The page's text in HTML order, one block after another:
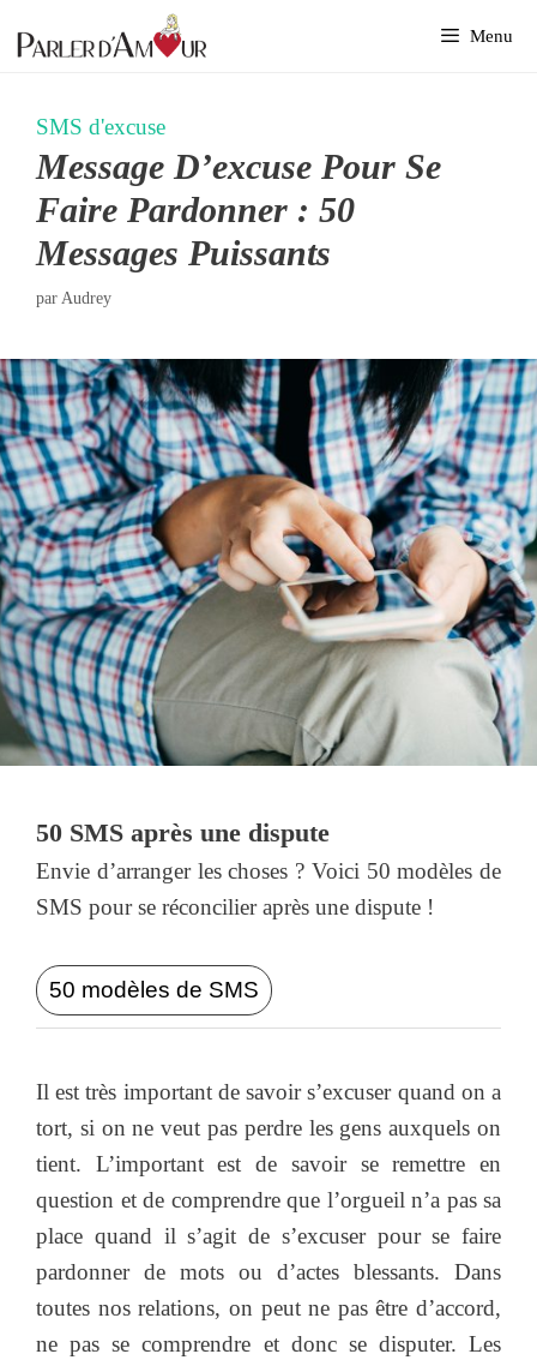
au
Menu
SMS d'excuse
Message D’excuse Pour Se
Faire Pardonner : 50
Messages Puissants
par Audrey
50 SMS après une dispute
Envie d’arranger les choses ? Voici 50 modèles de
SMS pour se réconcilier après une dispute !
50 modèles de SMS
Il est très important de savoir s’excuser quand on a
tort, si on ne veut pas perdre les gens auxquels on
tient. L’important est de savoir se remettre en
question et de comprendre que l’orgueil n’a pas sa
place quand il s’agit de s’excuser pour se faire
pardonner de mots ou d’actes blessants. Dans
toutes nos relations, on peut ne pas être d’accord,
ne pas se comprendre et donc se disputer. Les